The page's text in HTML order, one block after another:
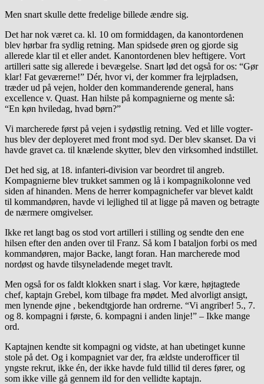
Men snart skulle dette fredelige billede ændre sig.
Det har nok været ca. kl. 10 om formiddagen, da kanontordenen
blev hørbar fra sydlig retning. Man spidsede øren og gjorde sig
allerede klar til et eller andet. Kanontordenen blev heftigere. Vort
artilleri satte sig allerede i bevægelse. Snart lød det også for os: “Gør
klar! Fat geværerne!” Dér, hvor vi, der kommer fra lejrpladsen,
træder ud på vejen, holder den kommanderende general, hans
excellence v. Quast. Han hilste på kompagnierne og mente så:
“En køn hviledag, hvad børn?”
Vi marcherede først på vejen i sydøstlig retning. Ved et lille vogter-
hus blev der deployeret med front mod syd. Der blev skanset. Da vi
havde gravet ca. til knælende skytter, blev den virksomhed indstillet.
Det hed sig, at 18. infanteri-division var beordret til angreb.
Kompagnierne blev trukket sammen og lå i kompagnikolonne ved
siden af hinanden. Mens de herrer kompagnichefer var blevet kaldt
til kommandøren, havde vi lejlighed til at ligge på maven og betragte
de nærmere omgivelser.
Ikke ret langt bag os stod vort artilleri i stilling og sendte den ene
hilsen efter den anden over til Franz. Så kom I bataljon forbi os med
kommandøren, major Backe, langt foran. Han marcherede mod
nordøst og havde tilsyneladende meget travlt.
Men også for os faldt klokken snart i slag. Vor kære, højtagtede
chef, kaptajn Grebel, kom tilbage fra mødet. Med alvorligt ansigt,
men lynende øjne , bekendtgjorde han ordrerne. “Vi angriber! 5., 7.
og 8. kompagni i første, 6. kompagni i anden linje!” – Ikke mange
ord.
Kaptajnen kendte sit kompagni og vidste, at han ubetinget kunne
stole på det. Og i kompagniet var der, fra ældste underofficer til
yngste rekrut, ikke én, der ikke havde fuld tillid til deres fører, og
som ikke ville gå gennem ild for den vellidte kaptajn.